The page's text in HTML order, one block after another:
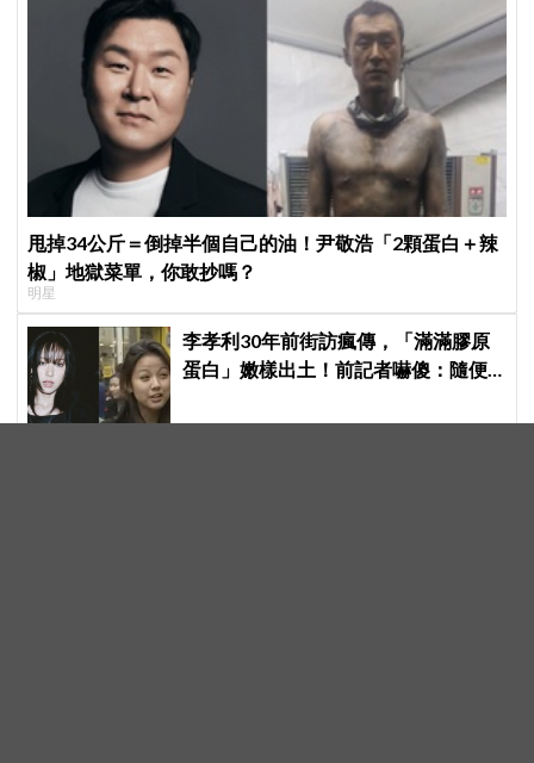
甩掉34公斤＝倒掉半個自己的油！尹敬浩「2顆蛋白＋辣
椒」地獄菜單，你敢抄嗎？
明星
李孝利30年前街訪瘋傳，「滿滿膠原
蛋白」嫩樣出土！前記者嚇傻：隨便